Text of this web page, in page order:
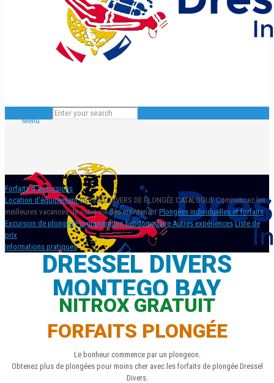
Menu
Forfaits d´excursions
Location d'équipementDRESSEL DIVERS DE PLONGÉE CATALOGUE Commencez les
meilleures vacances de votre vie dès maintenant Plongées individuelles et forfaits
Excursion de plongée Programmation hebdomadaire Autres expériences Liste de
prix
Informations pratiques
DRESSEL DIVERS
MONTEGO BAY
NITROX GRATUIT
FORFAITS PLONGÉE
Le bonheur commence par un plongeon.
Obtenez plus de plongées pour moins cher avec les forfaits de plongée Dressel
Divers.